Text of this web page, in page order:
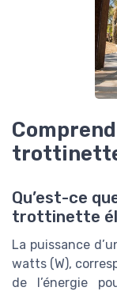
Qu’est-ce
trottinette
La puissance
watts (W),
de l’énergie